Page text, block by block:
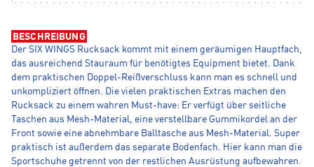
BESCHREIBUNG
Der SIX WINGS Rucksack kommt mit einem geräumigen Hauptfach,
das ausreichend Stauraum für benötigtes Equipment bietet. Dank
dem praktischen Doppel-Reißverschluss kann man es schnell und
unkompliziert öffnen. Die vielen praktischen Extras machen den
Rucksack zu einem wahren Must-have: Er verfügt über seitliche
Taschen aus Mesh-Material, eine verstellbare Gummikordel an der
Front sowie eine abnehmbare Balltasche aus Mesh-Material. Super
praktisch ist außerdem das separate Bodenfach. Hier kann man die
Sportschuhe getrennt von der restlichen Ausrüstung aufbewahren.